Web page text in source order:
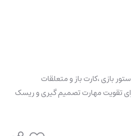
بازی ،کارت باز و متعلقات
تقویت مهارت تصمیم گیری و ریسک